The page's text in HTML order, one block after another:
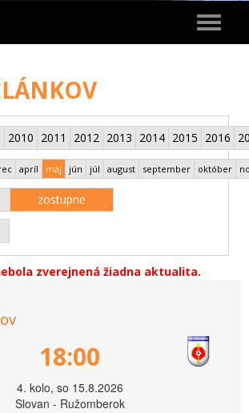
Toggle
2010 2011 2012 2013 2014 2015 2016
apríl máj jún júl august september október
zostupne
zverejnená žiadna aktualita.
18:00
4. kolo, so 15.8.2026
Slovan - Ružomberok